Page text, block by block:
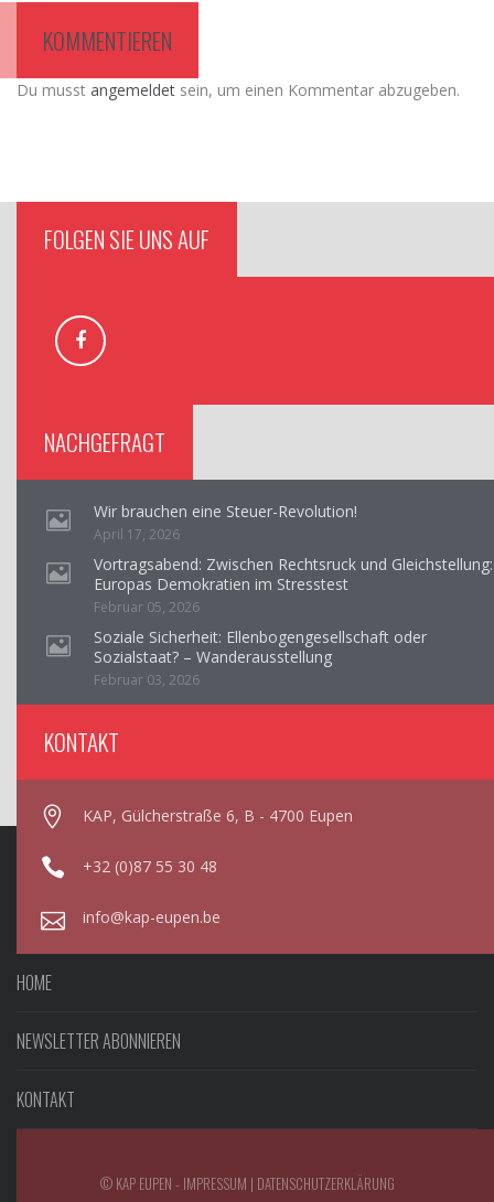
KOMMENTIEREN
Du musst angemeldet sein, um einen Kommentar abzugeben.
FOLGEN SIE UNS AUF
NACHGEFRAGT
Wir brauchen eine Steuer-Revolution!
April 17, 2026
Vortragsabend: Zwischen Rechtsruck und Gleichstellung:
Europas Demokratien im Stresstest
Februar 05, 2026
Soziale Sicherheit: Ellenbogengesellschaft oder
Sozialstaat? – Wanderausstellung
Februar 03, 2026
KONTAKT
KAP, Gülcherstraße 6, B - 4700 Eupen
+32 (0)87 55 30 48
info@kap-eupen.be
HOME
NEWSLETTER ABONNIEREN
KONTAKT
© KAP EUPEN - IMPRESSUM | DATENSCHUTZERKLÄRUNG